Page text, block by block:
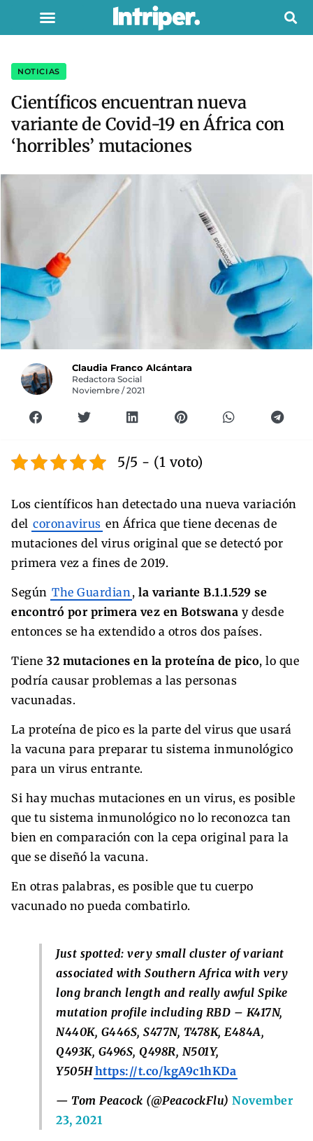
NOTICIAS
Científicos encuentran nueva
variante de Covid-19 en África con
‘horribles’ mutaciones
Claudia Franco Alcántara
Redactora Social
Noviembre / 2021
5/5 - (1 voto)
Los científicos han detectado una nueva variación
del coronavirus en África que tiene decenas de
mutaciones del virus original que se detectó por
primera vez a fines de 2019.
Según The Guardian , la variante B.1.1.529 se
encontró por primera vez en Botswana y desde
entonces se ha extendido a otros dos países.
Tiene 32 mutaciones en la proteína de pico, lo que
podría causar problemas a las personas
vacunadas.
La proteína de pico es la parte del virus que usará
la vacuna para preparar tu sistema inmunológico
para un virus entrante.
Si hay muchas mutaciones en un virus, es posible
que tu sistema inmunológico no lo reconozca tan
bien en comparación con la cepa original para la
que se diseñó la vacuna.
En otras palabras, es posible que tu cuerpo
vacunado no pueda combatirlo.
Just spotted: very small cluster of variant
associated with Southern Africa with very
long branch length and really awful Spike
mutation profile including RBD – K417N,
N440K, G446S, S477N, T478K, E484A,
Q493K, G496S, Q498R, N501Y,
Y505Hhttps://t.co/kgA9c1hKDa
— Tom Peacock (@PeacockFlu) November
23, 2021